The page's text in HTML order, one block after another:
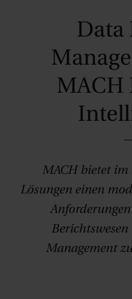
MACH
MACH bietet im
Lösungen einen
Management